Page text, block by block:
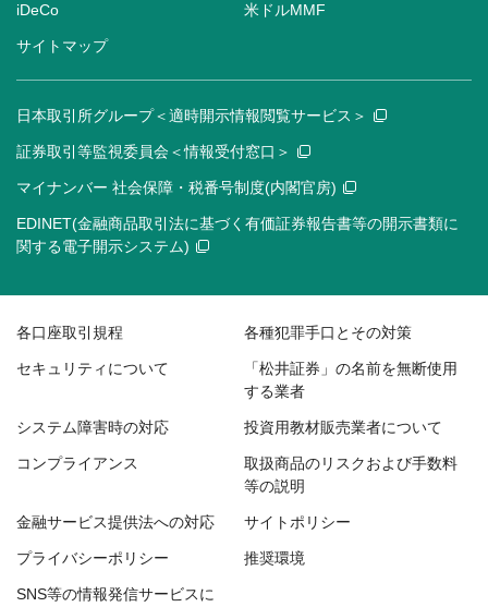
iDeCo 米ドルMMF
サイトマップ
日本取引所グループ＜適時開示情報閲覧サービス＞
証券取引等監視委員会＜情報受付窓口＞
マイナンバー 社会保障・税番号制度(内閣官房)
EDINET(金融商品取引法に基づく有価証券報告書等の開示書類に
関する電子開示システム)
各口座取引規程 各種犯罪手口とその対策
セキュリティについて
「松井証券」の名前を無断使用
する業者
システム障害時の対応 投資用教材販売業者について
コンプライアンス
取扱商品のリスクおよび手数料
等の説明
金融サービス提供法への対応 サイトポリシー
プライバシーポリシー 推奨環境
SNS等の情報発信サービスに